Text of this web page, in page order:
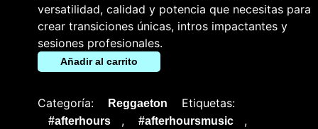
versatilidad, calidad y potencia que necesitas para
crear transiciones únicas, intros impactantes y
sesiones profesionales.
Añadir al carrito
Categoría: Reggaeton Etiquetas:
#afterhours , #afterhoursmusic ,